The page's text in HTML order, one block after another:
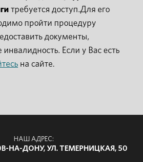
требуется доступ.Для его
пройти процедуру
документы,
Если у Вас есть
на сайте.
НАШ АДРЕС:
НА-ДОНУ, УЛ. ТЕМЕРНИЦКАЯ, 50